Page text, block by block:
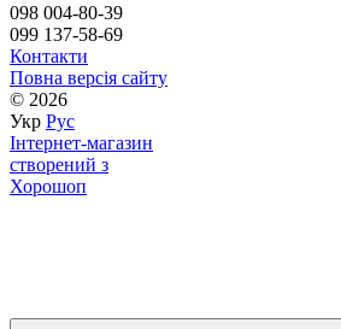
098 004-80-39
099 137-58-69
Контакти
Повна версія сайту
© 2026
Укр Рус
Інтернет-магазин
створений з
Хорошоп